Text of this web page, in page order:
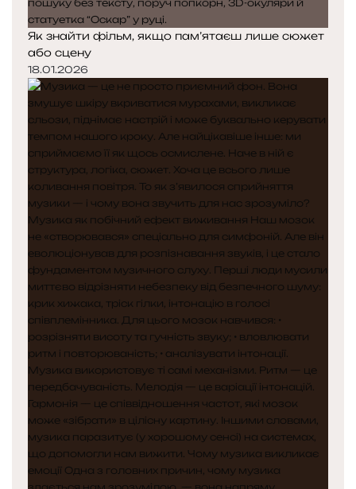
Як знайти фільм, якщо пам’ятаєш лише сюжет
або сцену
18.01.2026